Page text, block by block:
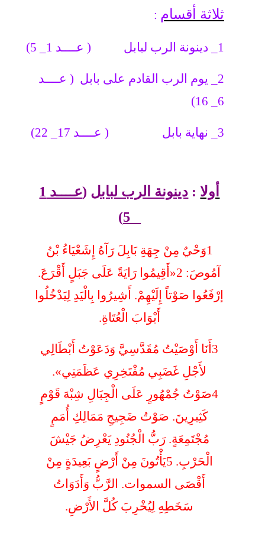
ثلاثة أقسام :
1_ دينونة الرب لبابل ( عــــد 1_ 5)
2_ يوم الرب القادم على بابل ( عــــد
6_ 16)
3_ نهاية بابل ( عــــد 17_ 22)
أولا : دينونة الرب لبابل (
عــــد 1
_ 5
)
1وَحْيٌ مِنْ جِهَةِ بَابِلَ رَآهُ إِشَعْيَاءُ بْنُ
آمُوصَ: 2«أَقِيمُوا رَايَةً عَلَى جَبَلٍ أَقْرَعَ.
إرْفَعُوا صَوْتاً إِلَيْهِمْ. أَشِيرُوا بِالْيَدِ لِيَدْخُلُوا
أَبْوَابَ الْعُتَاةِ.
3أَنَا أَوْصَيْتُ مُقَدَّسِيَّ وَدَعَوْتُ أَبْطَالِي
لأَجْلِ غَضَبِي مُفْتَخِرِي عَظَمَتِي».
4صَوْتُ جُمْهُورٍ عَلَى الْجِبَالِ شِبْهَ قَوْمٍ
كَثِيرِينَ. صَوْتُ ضَجِيجِ مَمَالِكِ أُمَمٍ
مُجْتَمِعَةٍ. رَبُّ الْجُنُودِ يَعْرِضُ جَيْشَ
الْحَرْبِ. 5يَأْتُونَ مِنْ أَرْضٍ بَعِيدَةٍ مِنْ
أَقْصَى السموات. الرَّبُّ وَأَدَوَاتُ
سَخَطِهِ لِيُخْرِبَ كُلَّ الأَرْضِ.